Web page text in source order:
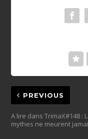
PREVIOUS
A lire dans TrimaX#148 :
mythes ne meurent